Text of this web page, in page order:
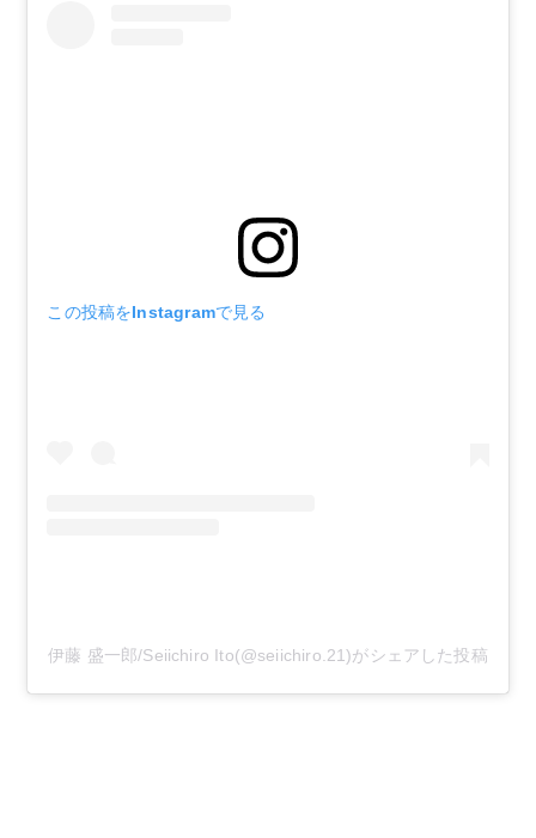
この投稿をInstagramで見る
伊藤 盛一郎/Seiichiro Ito(@seiichiro.21)がシェアした投稿